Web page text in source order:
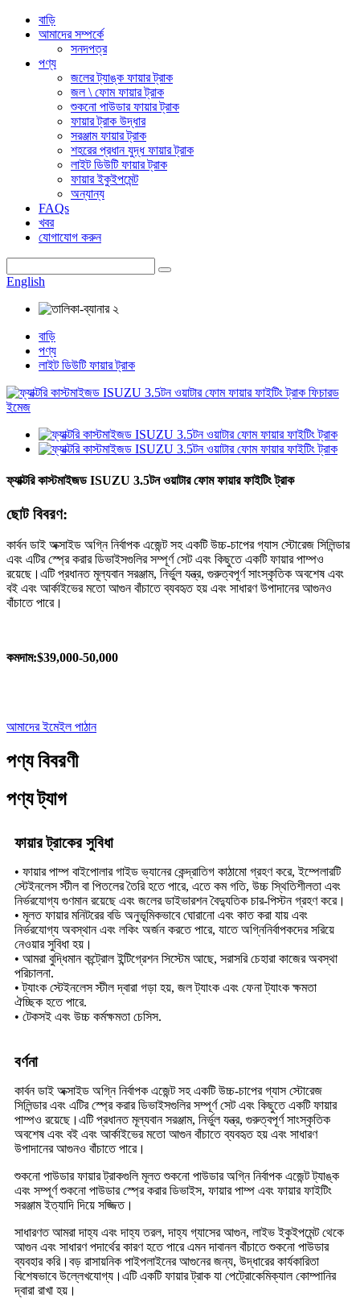
বাড়ি
আমাদের সম্পর্কে
সনদপত্র
পণ্য
জলের ট্যাঙ্ক ফায়ার ট্রাক
জল \ ফোম ফায়ার ট্রাক
শুকনো পাউডার ফায়ার ট্রাক
ফায়ার ট্রাক উদ্ধার
সরঞ্জাম ফায়ার ট্রাক
শহরের প্রধান যুদ্ধ ফায়ার ট্রাক
লাইট ডিউটি ​​ফায়ার ট্রাক
ফায়ার ইকুইপমেন্ট
অন্যান্য
FAQs
খবর
যোগাযোগ করুন
English
বাড়ি
পণ্য
লাইট ডিউটি ​​ফায়ার ট্রাক
ফ্যাক্টরি কাস্টমাইজড ISUZU 3.5টন ওয়াটার ফোম ফায়ার ফাইটিং ট্রাক
ছোট বিবরণ:
কার্বন ডাই অক্সাইড অগ্নি নির্বাপক এজেন্ট সহ একটি উচ্চ-চাপের গ্যাস স্টোরেজ সিলিন্ডার
এবং এটির স্প্রে করার ডিভাইসগুলির সম্পূর্ণ সেট এবং কিছুতে একটি ফায়ার পাম্পও
রয়েছে।এটি প্রধানত মূল্যবান সরঞ্জাম, নির্ভুল যন্ত্র, গুরুত্বপূর্ণ সাংস্কৃতিক অবশেষ এবং
বই এবং আর্কাইভের মতো আগুন বাঁচাতে ব্যবহৃত হয় এবং সাধারণ উপাদানের আগুনও
বাঁচাতে পারে।
কমদাম:$39,000-50,000
আমাদের ইমেইল পাঠান
পণ্য বিবরণী
পণ্য ট্যাগ
ফায়ার ট্রাকের সুবিধা
• ফায়ার পাম্প বাইপোলার গাইড ভ্যানের কেন্দ্রাতিগ কাঠামো গ্রহণ করে, ইম্পেলারটি
স্টেইনলেস স্টীল বা পিতলের তৈরি হতে পারে, এতে কম গতি, উচ্চ স্থিতিশীলতা এবং
নির্ভরযোগ্য গুণমান রয়েছে এবং জলের ডাইভারশন বৈদ্যুতিক চার-পিস্টন গ্রহণ করে।
• মূলত ফায়ার মনিটরের বডি অনুভূমিকভাবে ঘোরানো এবং কাত করা যায় এবং
নির্ভরযোগ্য অবস্থান এবং লকিং অর্জন করতে পারে, যাতে অগ্নিনির্বাপকদের সরিয়ে
নেওয়ার সুবিধা হয়।
• আমরা বুদ্ধিমান কন্ট্রোল ইন্টিগ্রেশন সিস্টেম আছে, সরাসরি চেহারা কাজের অবস্থা
পরিচালনা.
• ট্যাংক স্টেইনলেস স্টীল দ্বারা গড়া হয়, জল ট্যাংক এবং ফেনা ট্যাংক ক্ষমতা
ঐচ্ছিক হতে পারে.
• টেকসই এবং উচ্চ কর্মক্ষমতা চেসিস.
বর্ণনা
কার্বন ডাই অক্সাইড অগ্নি নির্বাপক এজেন্ট সহ একটি উচ্চ-চাপের গ্যাস স্টোরেজ
সিলিন্ডার এবং এটির স্প্রে করার ডিভাইসগুলির সম্পূর্ণ সেট এবং কিছুতে একটি ফায়ার
পাম্পও রয়েছে।এটি প্রধানত মূল্যবান সরঞ্জাম, নির্ভুল যন্ত্র, গুরুত্বপূর্ণ সাংস্কৃতিক
অবশেষ এবং বই এবং আর্কাইভের মতো আগুন বাঁচাতে ব্যবহৃত হয় এবং সাধারণ
উপাদানের আগুনও বাঁচাতে পারে।
শুকনো পাউডার ফায়ার ট্রাকগুলি মূলত শুকনো পাউডার অগ্নি নির্বাপক এজেন্ট ট্যাঙ্ক
এবং সম্পূর্ণ শুকনো পাউডার স্প্রে করার ডিভাইস, ফায়ার পাম্প এবং ফায়ার ফাইটিং
সরঞ্জাম ইত্যাদি দিয়ে সজ্জিত।
সাধারণত আমরা দাহ্য এবং দাহ্য তরল, দাহ্য গ্যাসের আগুন, লাইভ ইকুইপমেন্ট থেকে
আগুন এবং সাধারণ পদার্থের কারণ হতে পারে এমন দাবানল বাঁচাতে শুকনো পাউডার
ব্যবহার করি।বড় রাসায়নিক পাইপলাইনের আগুনের জন্য, উদ্ধারের কার্যকারিতা
বিশেষভাবে উল্লেখযোগ্য।এটি একটি ফায়ার ট্রাক যা পেট্রোকেমিক্যাল কোম্পানির
দ্বারা রাখা হয়।